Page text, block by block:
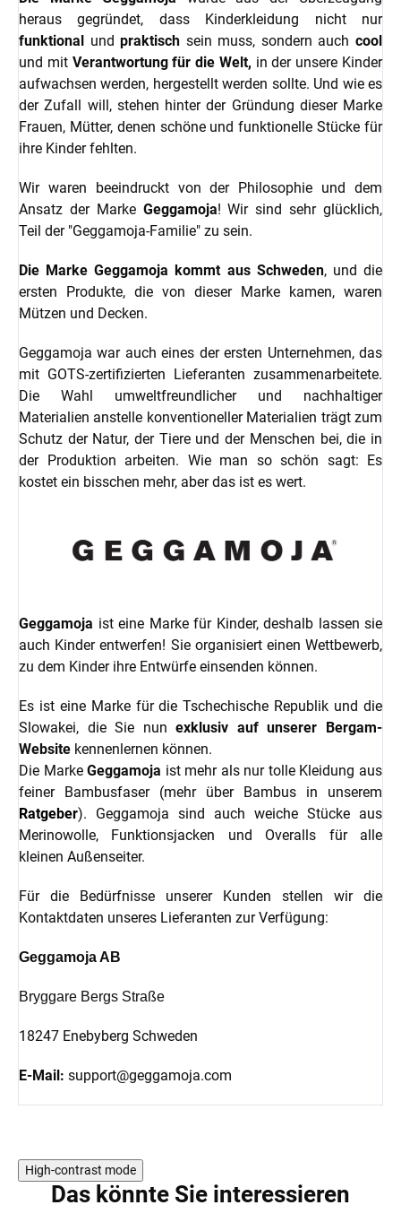
heraus gegründet, dass Kinderkleidung nicht nur
funktional undpraktisch sein muss, sondern auchcool
und mitVerantwortung für die Welt, in der unsere Kinder
aufwachsen werden, hergestellt werden sollte. Und wie es
der Zufall will, stehen hinter der Gründung dieser Marke
Frauen, Mütter, denen schöne und funktionelle Stücke für
ihre Kinder fehlten.
Wir waren beeindruckt von der Philosophie und dem
Ansatz der Marke Geggamoja! Wir sind sehr glücklich,
Teil der "Geggamoja-Familie" zu sein.
Die Marke Geggamoja kommt aus Schweden, und die
ersten Produkte, die von dieser Marke kamen, waren
Mützen und Decken.
Geggamoja war auch eines der ersten Unternehmen, das
mit GOTS-zertifizierten Lieferanten zusammenarbeitete.
Die Wahl umweltfreundlicher und nachhaltiger
Materialien anstelle konventioneller Materialien trägt zum
Schutz der Natur, der Tiere und der Menschen bei, die in
der Produktion arbeiten. Wie man so schön sagt: Es
kostet ein bisschen mehr, aber das ist es wert.
Geggamoja ist eine Marke für Kinder, deshalb lassen sie
auch Kinder entwerfen! Sie organisiert einen Wettbewerb,
zu dem Kinder ihre Entwürfe einsenden können.
Es ist eine Marke für die Tschechische Republik und die
Slowakei, die Sie nunexklusiv auf unserer Bergam-
Website kennenlernen können.
Die MarkeGeggamoja ist mehr als nur tolle Kleidung aus
feiner Bambusfaser (mehr über Bambus in unserem
Ratgeber). Geggamoja sind auch weiche Stücke aus
Merinowolle, Funktionsjacken und Overalls für alle
kleinen Außenseiter.
Für die Bedürfnisse unserer Kunden stellen wir die
Kontaktdaten unseres Lieferanten zur Verfügung:
Geggamoja AB
Bryggare Bergs Straße
18247 Enebyberg Schweden
E-Mail: support@geggamoja.com
High-contrast mode
Das könnte Sie interessieren